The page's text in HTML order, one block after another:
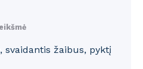
svaidantis žaibus, pyktį